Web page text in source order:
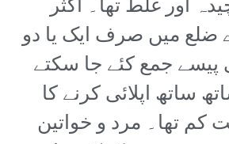
اور غلط تھا۔ اکثر
ضلع میں صرف ایک یا دو
پیسے جمع کئے جا سکتے
ساتھ اپلائی کرنے کا
کم تھا۔ مرد و خواتین